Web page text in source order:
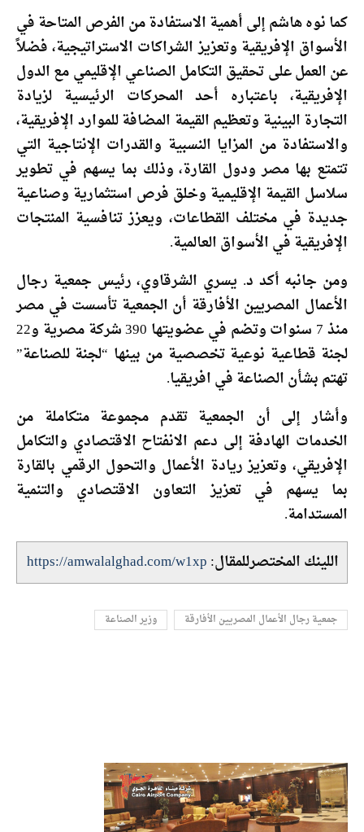
كما نوه هاشم إلى أهمية الاستفادة من الفرص المتاحة في
الأسواق الإفريقية وتعزيز الشراكات الاستراتيجية، فضلاً
عن العمل على تحقيق التكامل الصناعي الإقليمي مع الدول
الإفريقية، باعتباره أحد المحركات الرئيسية لزيادة
التجارة البينية وتعظيم القيمة المضافة للموارد الإفريقية،
والاستفادة من المزايا النسبية والقدرات الإنتاجية التي
تتمتع بها مصر ودول القارة، وذلك بما يسهم في تطوير
سلاسل القيمة الإقليمية وخلق فرص استثمارية وصناعية
جديدة في مختلف القطاعات، ويعزز تنافسية المنتجات
الإفريقية في الأسواق العالمية.
ومن جانبه أكد د. يسري الشرقاوي، رئيس جمعية رجال
الأعمال المصريين الأفارقة أن الجمعية تأسست في مصر
منذ 7 سنوات وتضم في عضويتها 390 شركة مصرية و22
لجنة قطاعية نوعية تخصصية من بينها “لجنة للصناعة”
تهتم بشأن الصناعة في افريقيا.
وأشار إلى أن الجمعية تقدم مجموعة متكاملة من
الخدمات الهادفة إلى دعم الانفتاح الاقتصادي والتكامل
الإفريقي، وتعزيز ريادة الأعمال والتحول الرقمي بالقارة
بما يسهم في تعزيز التعاون الاقتصادي والتنمية
المستدامة.
اللينك المختصرللمقال:https://amwalalghad.com/w1xp
جمعية رجال الأعمال المصريين الأفارقة وزير الصناعة